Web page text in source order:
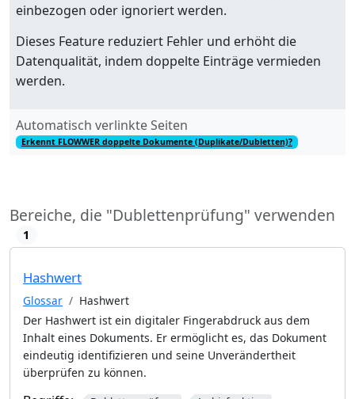
einbezogen oder ignoriert werden.
Dieses Feature reduziert Fehler und erhöht die
Datenqualität, indem doppelte Einträge vermieden
werden.
Automatisch verlinkte Seiten
Erkennt FLOWWER doppelte Dokumente (Duplikate/Dubletten)?
Bereiche, die "Dublettenprüfung" verwenden
1
Hashwert
Glossar
Hashwert
Der Hashwert ist ein digitaler Fingerabdruck aus dem
Inhalt eines Dokuments. Er ermöglicht es, das Dokument
eindeutig identifizieren und seine Unverändertheit
überprüfen zu können.